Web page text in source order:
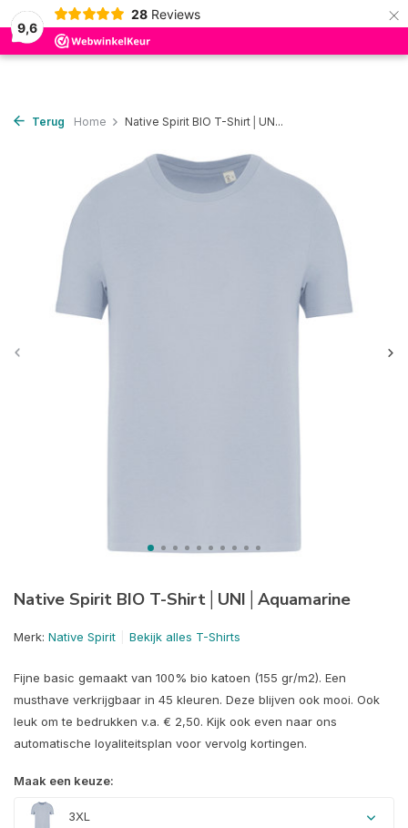
9,6
28 Reviews ×
0
Terug Home Native Spirit BIO T-Shirt│UN...
Native Spirit BIO T-Shirt│UNI│Aquamarine
Merk: Native Spirit Bekijk alles T-Shirts
Fijne basic gemaakt van 100% bio katoen (155 gr/m2). Een
musthave verkrijgbaar in 45 kleuren. Deze blijven ook mooi. Ook
leuk om te bedrukken v.a. € 2,50. Kijk ook even naar ons
automatische loyaliteitsplan voor vervolg kortingen.
Maak een keuze:
3XL